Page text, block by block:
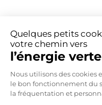
Quelques petits
votre chemin vers
l’énergie
Plateforme
Nous utilisons des cookies
le bon fonctionnement du
la fréquentation et
chauffer, ce qui
et limite les risques. Il
d’odeurs persistantes
nettoyer. À cela
comme plus légère,
grasses.